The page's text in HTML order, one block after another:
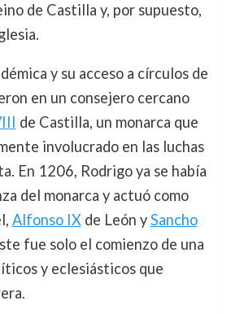
de Castilla y, por supuesto,
y su acceso a círculos de
en un consejero cercano
de Castilla, un monarca que
involucrado en las luchas
En 1206, Rodrigo ya se había
del monarca y actuó como
Alfonso IXde León ySancho
fue solo el comienzo de una
y eclesiásticos que